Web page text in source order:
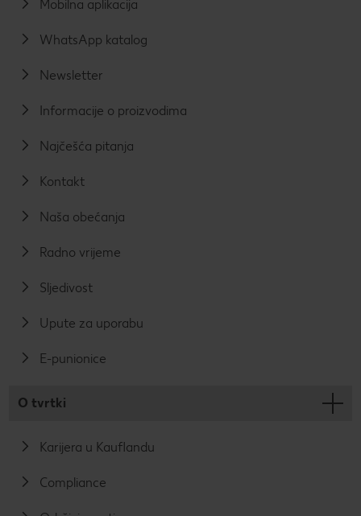
Mobilna aplikacija
WhatsApp katalog
Newsletter
Informacije o proizvodima
Najčešća pitanja
Kontakt
Naša obećanja
Radno vrijeme
Sljedivost
Upute za uporabu
E-punionice
O tvrtki
Karijera u Kauflandu
Compliance